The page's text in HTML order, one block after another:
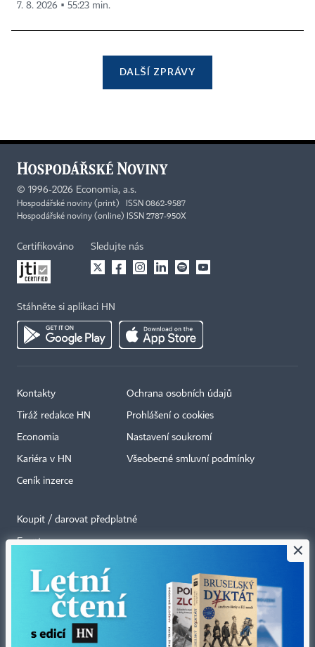
7. 8. 2026 ▪ 55:23 min.
DALŠÍ ZPRÁVY
© 1996-2026 Economia, a.s.
Hospodářské noviny (print) ISSN 0862-9587
Hospodářské noviny (online) ISSN 2787-950X
Certifikováno Sledujte nás
Stáhněte si aplikaci HN
Kontakty
Tiráž redakce HN
Economia
Kariéra v HN
Ceník inzerce
Ochrana osobních údajů
Prohlášení o cookies
Nastavení soukromí
Všeobecné smluvní podmínky
Koupit / darovat předplatné
Eventy
RSS kanály
Autorská práva vykonává vydavatel. Bez písemného svolení vydavatele je
×